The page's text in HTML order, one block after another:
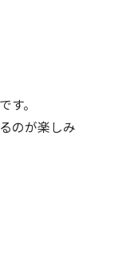
。
のが楽しみ